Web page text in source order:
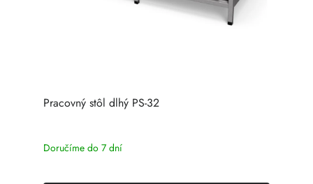
Pracovný stôl dlhý PS-32
Doručíme do 7 dní